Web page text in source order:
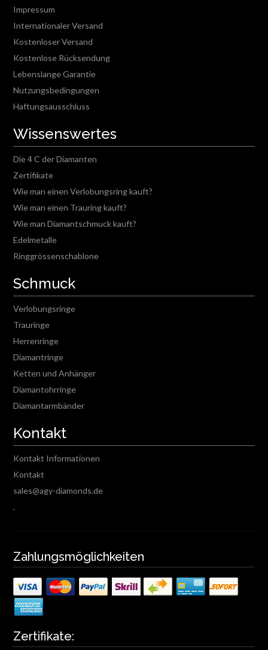
Impressum
Internationaler Versand
Kostenloser Versand
Kostenlose Rücksendung
Lebenslange Garantie
Nutzungsbedingungen
Haftungsausschluss
Wissenswertes
Die 4 C der Diamanten
Zertifikate
Wie man einen Verlobungsring kauft?
Wie man einen Trauring kauft?
Wie man Diamantschmuck kauft?
Edelmetalle
Ringgrössenschablone
Schmuck
Verlobungsringe
Trauringe
Herrenringe
Diamantringe
Ketten und Anhänger
Diamantohrringe
Diamantarmbänder
Kontakt
Kontakt Informationen
Kontakt
sales@agy-diamonds.de
.
Zahlungsmöglichkeiten
Zertifikate: